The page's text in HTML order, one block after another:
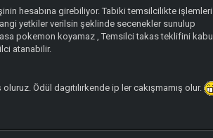
hesabına girebiliyor. Tabiki temsilcilikte işlemleri
yetkiler verilsin şeklinde secenekler sunulup
pokemon koyamaz , Temsilci takas teklifini kabul
atanabilir.
Ödül dagıtılırkende ip ler cakışmamış olur.